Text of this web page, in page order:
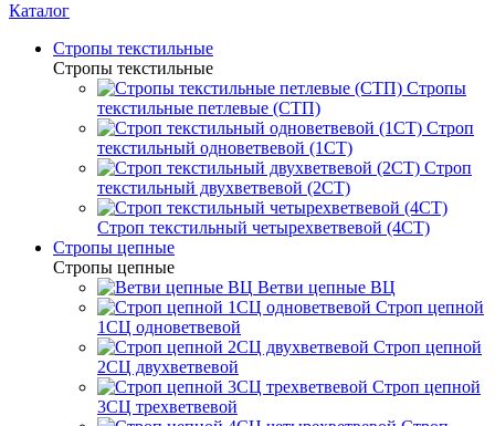
Каталог
Стропы текстильные
Стропы текстильные
Стропы
текстильные петлевые (СТП)
Строп
текстильный одноветвевой (1СТ)
Строп
текстильный двухветвевой (2СТ)
Строп текстильный четырехветвевой (4СТ)
Стропы цепные
Стропы цепные
Ветви цепные ВЦ
Строп цепной
1СЦ одноветвевой
Строп цепной
2СЦ двухветвевой
Строп цепной
3СЦ трехветвевой